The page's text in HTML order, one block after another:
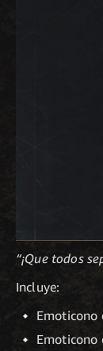
“¡Que todos
Incluye:
Emoticono
Emoticono